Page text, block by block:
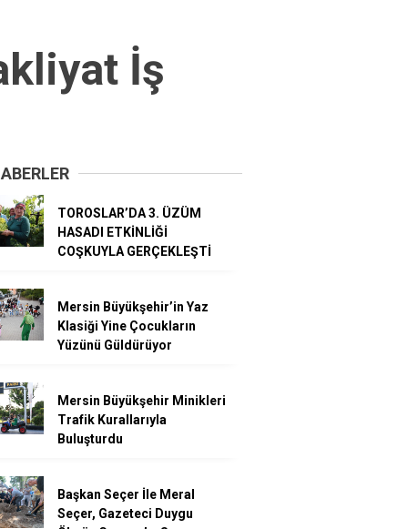
İş
TOROSLAR’DA 3. ÜZÜM
HASADI ETKİNLİĞİ
COŞKUYLA GERÇEKLEŞTİ
Mersin Büyükşehir’in Yaz
Klasiği Yine Çocukların
Yüzünü Güldürüyor
Mersin Büyükşehir Minikleri
Trafik Kurallarıyla
Buluşturdu
Başkan Seçer İle Meral
Seçer, Gazeteci Duygu